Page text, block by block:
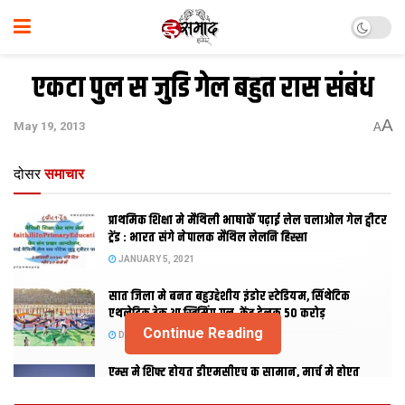
एकटा पुल स जुडि गेल बहुत रास संबंध
May 19, 2013 AA
दोसर समाचार
प्राथमिक शि‍क्षा मे मैथि‍ली भाषाकेँ पढ़ाई लेल चलाओल गेल ट्वीटर
ट्रेंड : भारत संगे नेपालक मैथिल लेलनि हिस्सा
JANUARY 5, 2021
सात जिला मे बनत बहुउद्देशीय इंडोर स्‍टेडि‍यम, सिंथेटिक
एथलेटिक ट्रेक आ स्विमिंग पुल, केंद्र देलक 50 करोड़
DECEMBER 26, 2020
एम्स मे शिफ्ट होयत डीएमसीएच क सामान, मार्च मे होएत
Continue Reading